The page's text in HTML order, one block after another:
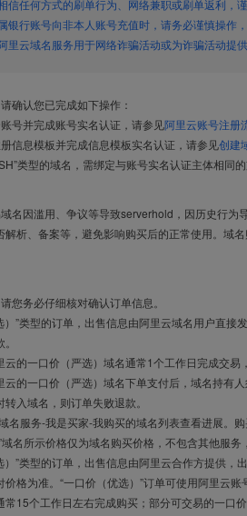
信任何方式的刷单行为、网络兼职或刷单返利，
银行账号向非本人账号充值时，请务必谨慎操作
里云域名服务用于网络诈骗活动或为诈骗活动提供
确认您已完成如下操作：
号并完成账号实名认证，请参见阿里云账号注册
信息模板并完成信息模板实名认证，请参见创建
类型的域名，需绑定与账号实名认证主体相同
名因滥用、争议等导致serverhold，因历史行
解析、备案等，避免影响购买后的正常使用。域
您务必仔细核对确认订单信息。
）”类型的订单，出售信息由阿里云域名用户直
的一口价（严选）域名通常1个工作日完成交易
云的一口价（严选）域名下单支付后，域名持有
入域名，则订单失败退款。
名服务-我是买家-我购买的域名列表查看进展。
域名所示价格仅为域名购买价格，不包含其他服
）”类型的订单，出售信息由阿里云合作方提供
价格为准。“一口价（优选）”订单可使用阿里云
常15个工作日左右完成购买；部分可交易的一口